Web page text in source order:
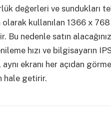
değerleri ve sundukları
kullanılan 1366 x
Bu nedenle satın
hızı ve bilgisayarın
ekranı her açıdan
hale getirir.